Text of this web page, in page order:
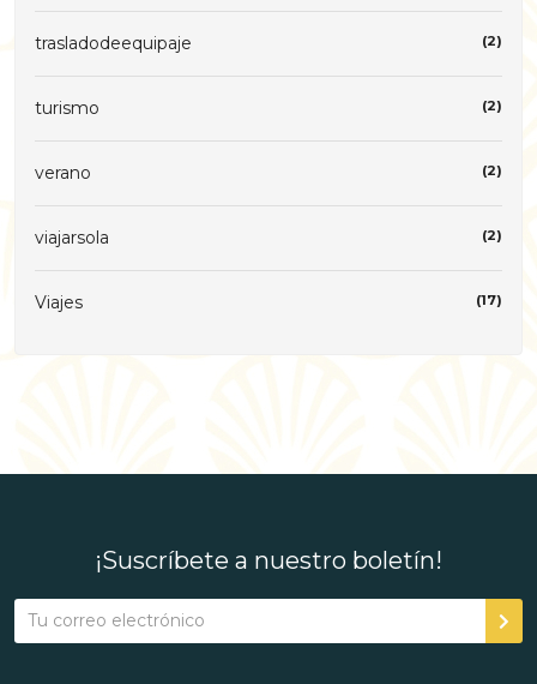
trasladodeequipaje (2)
turismo (2)
verano (2)
viajarsola (2)
Viajes (17)
¡Suscríbete a nuestro boletín!